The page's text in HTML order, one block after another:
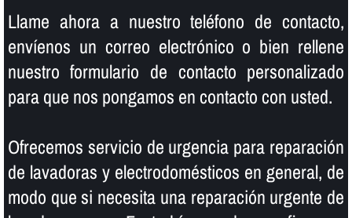
Llame ahora a nuestro teléfono de contacto,
enví­enos un correo electrónico o bien rellene
nuestro formulario de contacto personalizado
para que nos pongamos en contacto con usted.
Ofrecemos servicio de urgencia para reparación
de lavadoras y electrodomésticos en general, de
modo que si necesita una reparación urgente de